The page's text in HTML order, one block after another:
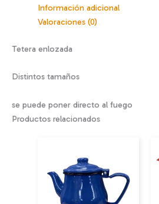
Información adicional
Valoraciones (0)
Tetera enlozada
Distintos tamaños
se puede poner directo al fuego
Productos relacionados